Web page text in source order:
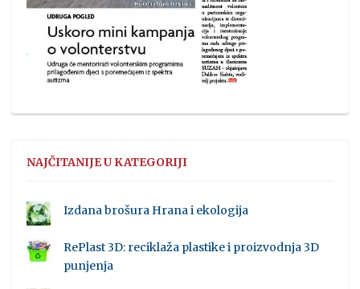
NAJČITANIJE U KATEGORIJI
Izdana brošura Hrana i ekologija
RePlast 3D: reciklaža plastike i proizvodnja 3D
punjenja